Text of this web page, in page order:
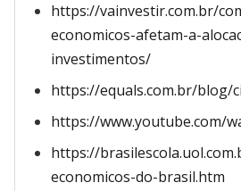
https://vainvestir.com.br/
economicos-afetam-a-
investimentos/
https://equals.com.br/blog/
https://www.youtube.com/
https://
economicos-do-brasil.htm